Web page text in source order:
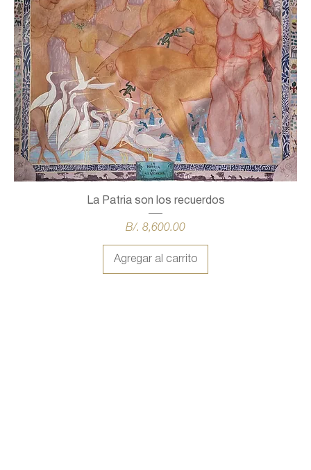
La Patria son los recuerdos
Precio
B/. 8,600.00
Agregar al carrito